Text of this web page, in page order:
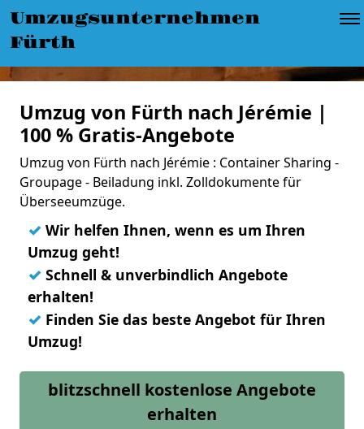
Umzugsunternehmen
Fürth
Umzug von Fürth nach Jérémie |
100 % Gratis-Angebote
Umzug von Fürth nach Jérémie : Container Sharing -
Groupage - Beiladung inkl. Zolldokumente für
Überseeumzüge.
✓ Wir helfen Ihnen, wenn es um Ihren
Umzug geht!
✓ Schnell & unverbindlich Angebote
erhalten!
✓ Finden Sie das beste Angebot für Ihren
Umzug!
blitzschnell kostenlose Angebote
erhalten